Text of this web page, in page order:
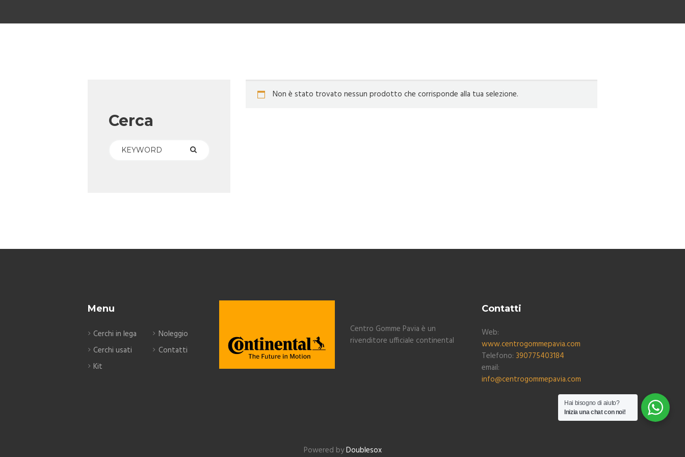
Non è stato trovato nessun prodotto che corrisponde alla tua selezione.
Cerca
Menu
Cerchi in lega
Cerchi usati
Kit
Noleggio
Contatti
Centro Gomme Pavia è un
rivenditore ufficiale continental
Contatti
Web:
www.centrogommepavia.com
Telefono: 390775403184
email:
info@centrogommepavia.com
Powered byDoublesox
Hai bisogno di aiuto?
Inizia una chat con noi!